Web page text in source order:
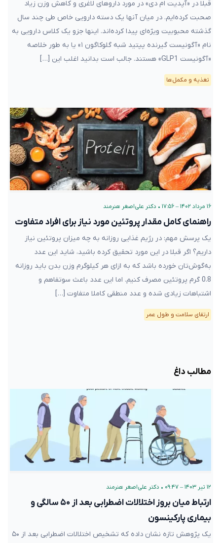
قبلا در «آپدیت ام دی» در مورد داروهای لاغری و کاهش وزن زیاد
صحبت کرده‌ایم. در میان آنها یک دسته دارویی خاص طی چند سال
گذشته محبوبیت ویژه‌ای پیدا کرده‌اند. اینها جزو یک کلاس دارویی به
نام «آگونیست گیرنده پپتید شبه گلوکاگون ۱» یا به طور خلاصه
«آگونیست GLP1» هستند. جالب است بدانید اغلب این […]
تغذیه و مکمل‌ها
۱۶ مرداد ۱۴۰۲ – ۱۷:۵۶ • دکتر علی‌اصغر هنرمند
راهنمای کامل مقدار پروتئین مورد نیاز برای افراد متفاوت
یک پرسش مهم: در رژیم غذایی‌ روزانه به چه میزان پروتئین نیاز
داریم؟ اگر قبلا در این مورد تحقیق کرده ‌باشید، شاید این عدد
به‌گوش‌تان خورده باشد که به ازای هر کیلوگرم وزن بدن باید روزانه
0.8 گرم پروتئین مصرف کنیم. اما این عدد باعث سوتفاهم و
اشتباهات زیادی شده و عدد منطقی کاملا متفاوت […]
ارتقای سلامت و طول عمر
مطالب داغ
۱۲ تیر ۱۴۰۳ – ۰۹:۴۷ • دکتر علی‌اصغر هنرمند
ارتباط میان بروز اختلالات اضطرابی بعد از ۵۰ سالگی و
بیماری پارکینسون
یک پژوهش تازه نشان داده که تشخیص اختلالات اضطرابی بعد از ۵۰